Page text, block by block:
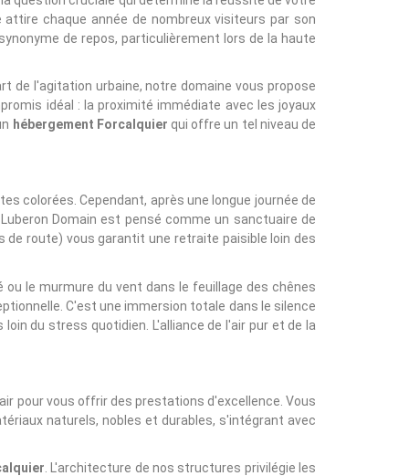
chaque année de nombreux visiteurs par son
de repos, particulièrement lors de la haute
de l'agitation urbaine, notre domaine vous propose
idéal : la proximité immédiate avec les joyaux
hébergement Forcalquier qui offre un tel niveau de
colorées. Cependant, après une longue journée de
Domain est pensé comme un sanctuaire de
route) vous garantit une retraite paisible loin des
le murmure du vent dans le feuillage des chênes
C'est une immersion totale dans le silence
du stress quotidien. L'alliance de l'air pur et de la
pour vous offrir des prestations d'excellence. Vous
naturels, nobles et durables, s'intégrant avec
. L'architecture de nos structures privilégie les